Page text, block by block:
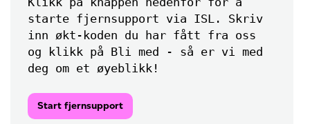
starte fjernsupport via ISL. Skriv
inn økt-koden du har fått fra oss
og klikk på Bli med - så er vi med
deg om et øyeblikk!
Start fjernsupport